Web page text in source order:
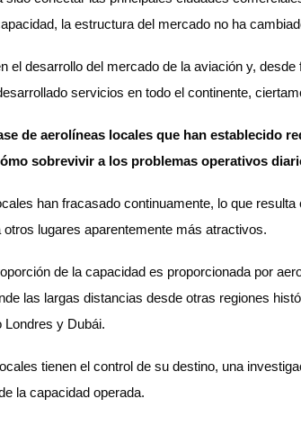
la estructura del mercado no ha
el desarrollo del mercado de la aviación y,
servicios en todo el continente,
de aerolíneas locales que han establecido
sobrevivir a los problemas operativos
han fracasado continuamente, lo que
lugares aparentemente más atractivos.
de la capacidad es proporcionada por
las largas distancias desde otras regiones
Londres y Dubái.
tienen el control de su destino, una
la capacidad operada.